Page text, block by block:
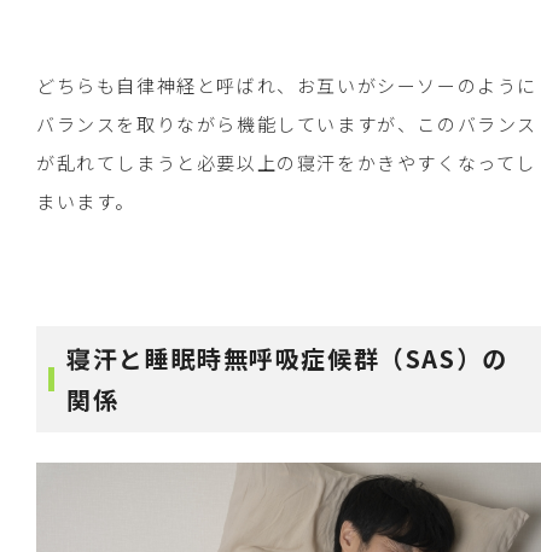
どちらも自律神経と呼ばれ、お互いがシーソーのように
バランスを取りながら機能していますが、このバランス
が乱れてしまうと必要以上の寝汗をかきやすくなってし
まいます。
寝汗と睡眠時無呼吸症候群（SAS）の
関係